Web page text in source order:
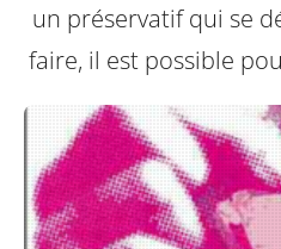
un préservatif qui se
faire, il est possible